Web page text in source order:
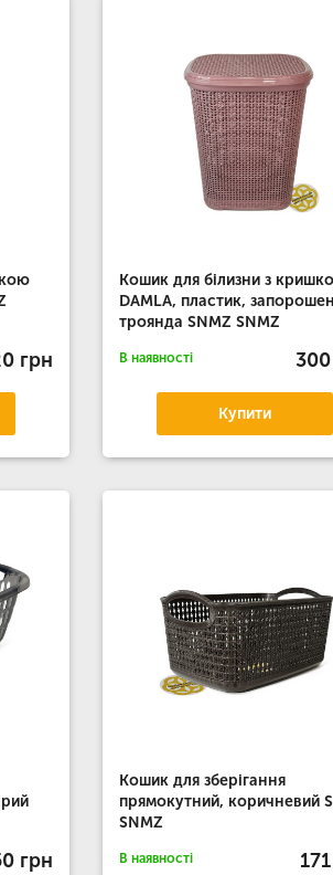
грн
Кошик для білизни з
DAMLA, пластик,
троянда SNMZ SNMZ
В наявності
Купити
грн
Кошик для зберігання
прямокутний, коричневий
SNMZ
В наявності